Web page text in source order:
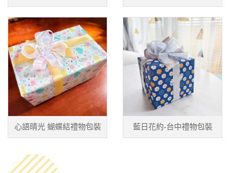
心語晴光 蝴蝶結禮物包裝 藍日花約-台中禮物包裝